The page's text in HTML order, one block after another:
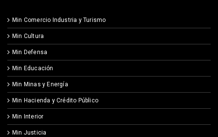
Min Comercio Industria y Turismo
Min Cultura
Min Defensa
Min Educación
Min Minas y Energía
Min Hacienda y Crédito Público
Min Interior
Min Justicia